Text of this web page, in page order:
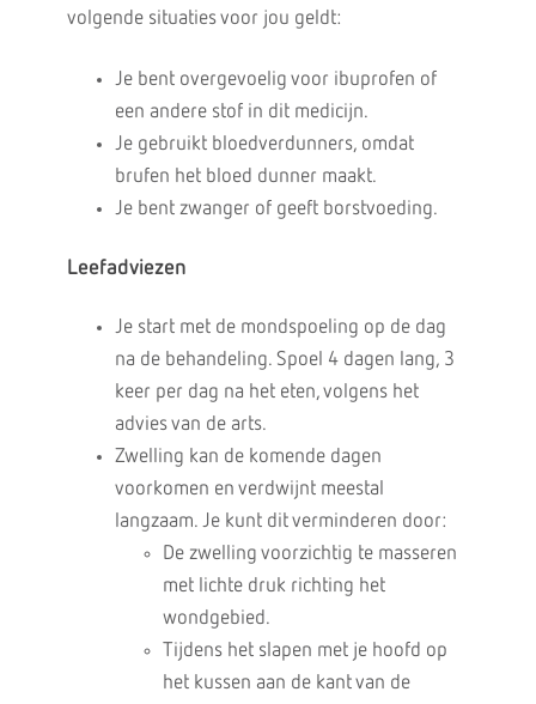
volgende situaties voor jou geldt:
Je bent overgevoelig voor ibuprofen of
een andere stof in dit medicijn.
Je gebruikt bloedverdunners, omdat
brufen het bloed dunner maakt.
Je bent zwanger of geeft borstvoeding.
Leefadviezen
Je start met de mondspoeling op de dag
na de behandeling. Spoel 4 dagen lang, 3
keer per dag na het eten, volgens het
advies van de arts.
Zwelling kan de komende dagen
voorkomen en verdwijnt meestal
langzaam. Je kunt dit verminderen door:
De zwelling voorzichtig te masseren
met lichte druk richting het
wondgebied.
Tijdens het slapen met je hoofd op
het kussen aan de kant van de